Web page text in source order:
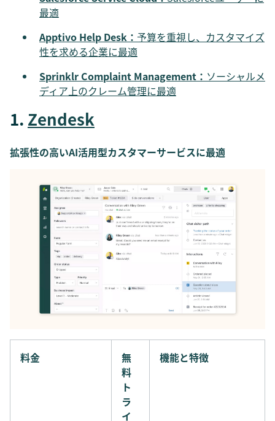
最適
Apptivo Help Desk： 予算を重視し、カスタマイズ
性を求める企業に最適
Sprinklr Complaint Management： ソーシャルメ
ディア上のクレーム管理に最適
1. Zendesk
拡張性の高いAI活用型カスタマーサービスに最適
料金
無
料
ト
ラ
イ
機能と特徴